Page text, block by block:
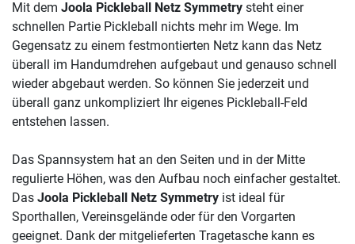
Mit dem Joola Pickleball Netz Symmetry steht einer
schnellen Partie Pickleball nichts mehr im Wege. Im
Gegensatz zu einem festmontierten Netz kann das Netz
überall im Handumdrehen aufgebaut und genauso schnell
wieder abgebaut werden. So können Sie jederzeit und
überall ganz unkompliziert Ihr eigenes Pickleball-Feld
entstehen lassen.
Das Spannsystem hat an den Seiten und in der Mitte
regulierte Höhen, was den Aufbau noch einfacher gestaltet.
Das Joola Pickleball Netz Symmetry ist ideal für
Sporthallen, Vereinsgelände oder für den Vorgarten
geeignet. Dank der mitgelieferten Tragetasche kann es